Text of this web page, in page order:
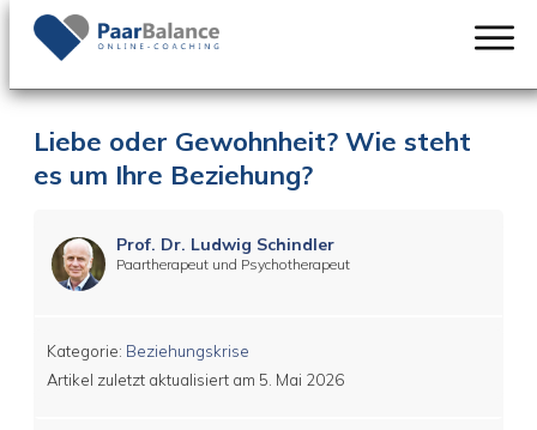
Liebe oder Gewohnheit? Wie steht
es um Ihre Beziehung?
Prof. Dr. Ludwig Schindler
Paartherapeut und Psychotherapeut
Kategorie: Beziehungskrise
Artikel zuletzt aktualisiert am 5. Mai 2026